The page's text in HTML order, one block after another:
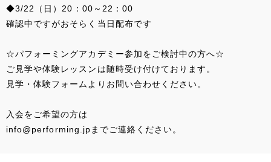
◆3/22（日）20：00～22：00
確認中ですがおそらく当日配布です
☆パフォーミングアカデミー参加をご検討中の方へ☆
ご見学や体験レッスンは随時受け付けております。
見学・体験フォームよりお問い合わせください。
入会をご希望の方は
info@performing.jpまでご連絡ください。